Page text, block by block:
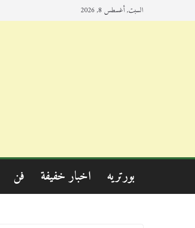
السبت, أغسطس 8, 2026
بورتريه اخبار خفيفة فن